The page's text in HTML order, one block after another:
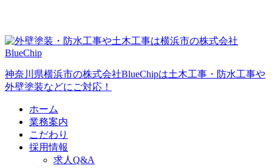
神奈川県横浜市の株式会社BlueChipは土木工事・防水工事や
外壁塗装などにご対応！
ホーム
業務案内
こだわり
採用情報
求人Q&A